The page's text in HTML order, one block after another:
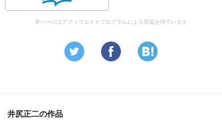
本ページはアフィリエイトプログラムによる収益を得ています
井尻正二の作品